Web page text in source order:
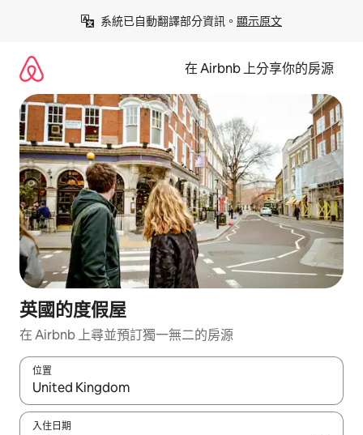
系統已自動翻譯部分資訊。 顯示原文
在 Airbnb 上分享你的房源
英國的度假屋
在 Airbnb 上尋並預訂獨一無二的房源
位置
如有搜尋結果，瀏覽內容時請使用上下箭頭，或輕點、滑動裝置。
入住日期